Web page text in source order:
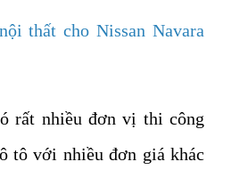
thất cho Nissan Navara
rất nhiều đơn vị thi công
tô với nhiều đơn giá khác